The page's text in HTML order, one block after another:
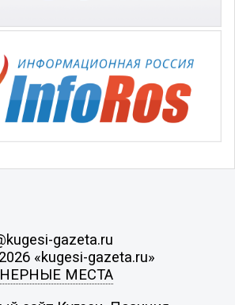
gazeta.ru
«kugesi-gazeta.ru»
МЕСТА